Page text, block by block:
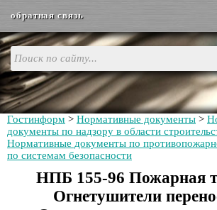
обратная связь
Гостинформ > Нормативные документы >
документы по надзору в области
Нормативные документы по
по системам безопасности
НПБ 155-96 Пожарная
Огнетушители